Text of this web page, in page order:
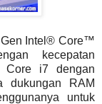
Gen Intel® Core™
kecepatan
Core i7 dengan
dukungan RAM
untuk